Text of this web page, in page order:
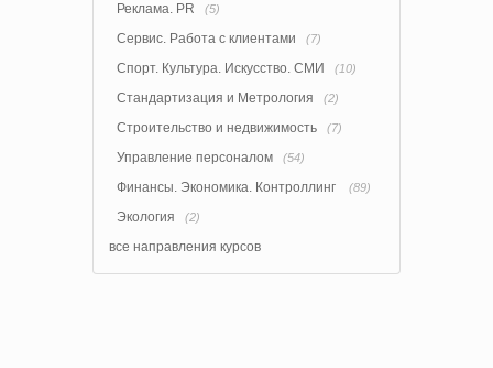
Реклама. PR (5)
Сервис. Работа с клиентами (7)
Спорт. Культура. Искусство. СМИ (10)
Стандартизация и Метрология (2)
Строительство и недвижимость (7)
Управление персоналом (54)
Финансы. Экономика. Контроллинг (89)
Экология (2)
все направления курсов